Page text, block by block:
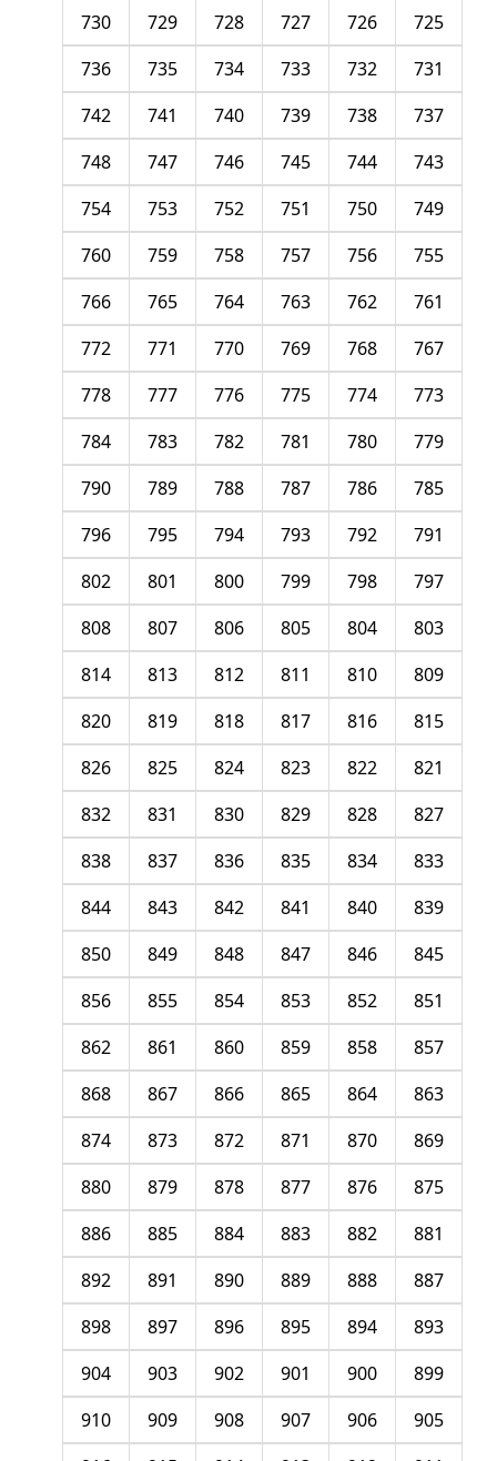
725
726
727
728
729
730
731
732
733
734
735
736
737
738
739
740
741
742
743
744
745
746
747
748
749
750
751
752
753
754
755
756
757
758
759
760
761
762
763
764
765
766
767
768
769
770
771
772
773
774
775
776
777
778
779
780
781
782
783
784
785
786
787
788
789
790
791
792
793
794
795
796
797
798
799
800
801
802
803
804
805
806
807
808
809
810
811
812
813
814
815
816
817
818
819
820
821
822
823
824
825
826
827
828
829
830
831
832
833
834
835
836
837
838
839
840
841
842
843
844
845
846
847
848
849
850
851
852
853
854
855
856
857
858
859
860
861
862
863
864
865
866
867
868
869
870
871
872
873
874
875
876
877
878
879
880
881
882
883
884
885
886
887
888
889
890
891
892
893
894
895
896
897
898
899
900
901
902
903
904
905
906
907
908
909
910